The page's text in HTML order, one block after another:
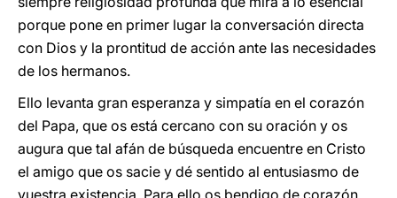
porque pone en primer lugar la conversación directa
con Dios y la prontitud de acción ante las necesidades
de los hermanos.
Ello levanta gran esperanza y simpatía en el corazón
del Papa, que os está cercano con su oración y os
augura que tal afán de búsqueda encuentre en Cristo
el amigo que os sacie y dé sentido al entusiasmo de
vuestra existencia. Para ello os bendigo de corazón.